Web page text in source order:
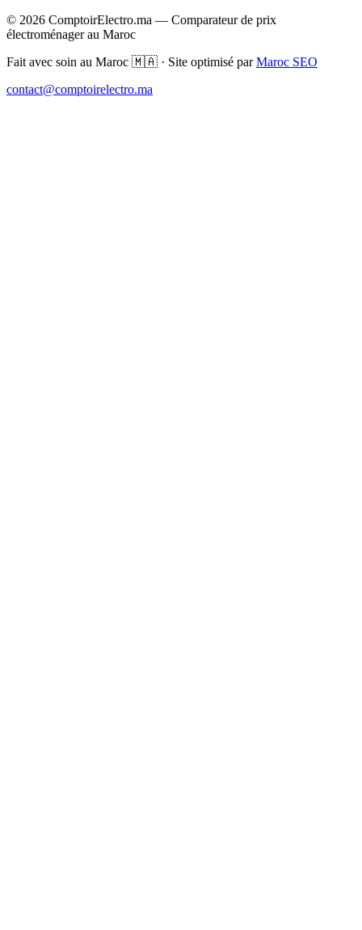
© 2026 ComptoirElectro.ma — Comparateur de prix
électroménager au Maroc
Fait avec soin au Maroc 🇲🇦 · Site optimisé parMaroc SEO
contact@comptoirelectro.ma